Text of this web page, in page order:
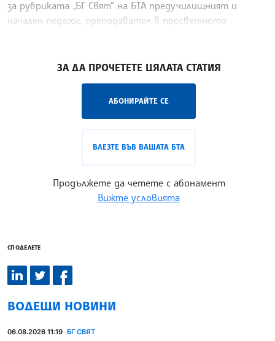
за рубриката „БГ Свят“ на БТА предучилищният и
начален педагог, преподавател в просветното
ЗА ДА ПРОЧЕТЕТЕ ЦЯЛАТА СТАТИЯ
АБОНИРАЙТЕ СЕ
ВЛЕЗТЕ ВЪВ ВАШАТА БТА
Продължете да четете с абонамент
Вижте условията
СПОДЕЛЕТЕ
ВОДЕЩИ НОВИНИ
06.08.2026 11:19 БГ СВЯТ